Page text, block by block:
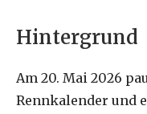
Hintergrund
Am 20. Mai 2026
Rennkalender und